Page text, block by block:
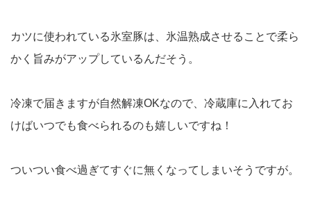
カツに使われている氷室豚は、氷温熟成させることで柔ら
かく旨みがアップしているんだそう。
冷凍で届きますが自然解凍OKなので、冷蔵庫に入れてお
けばいつでも食べられるのも嬉しいですね！
ついつい食べ過ぎてすぐに無くなってしまいそうですが。